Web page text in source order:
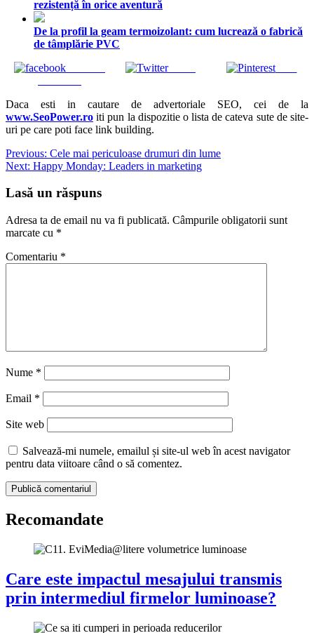
rezistență în orice aventură
De la profil la geam termoizolant: cum lucrează o fabrică
de tâmplărie PVC
Tweet Save
Daca esti in cautare de advertoriale SEO, cei de la
www.SeoPower.ro iti pun la dispozitie o lista de cateva sute de site-
uri pe care poti face link building.
Navigare
în
articole
Previous: Cele mai periculoase drumuri din lume
Next: Happy Monday: Leaders in marketing
Lasă un răspuns
Adresa ta de email nu va fi publicată. Câmpurile obligatorii sunt
marcate cu *
Comentariu *
Nume *
Email *
Site web
Salvează-mi numele, emailul și site-ul web în acest navigator
pentru data viitoare când o să comentez.
Recomandate
Care este impactul mesajului transmis
prin intermediul firmelor luminoase?